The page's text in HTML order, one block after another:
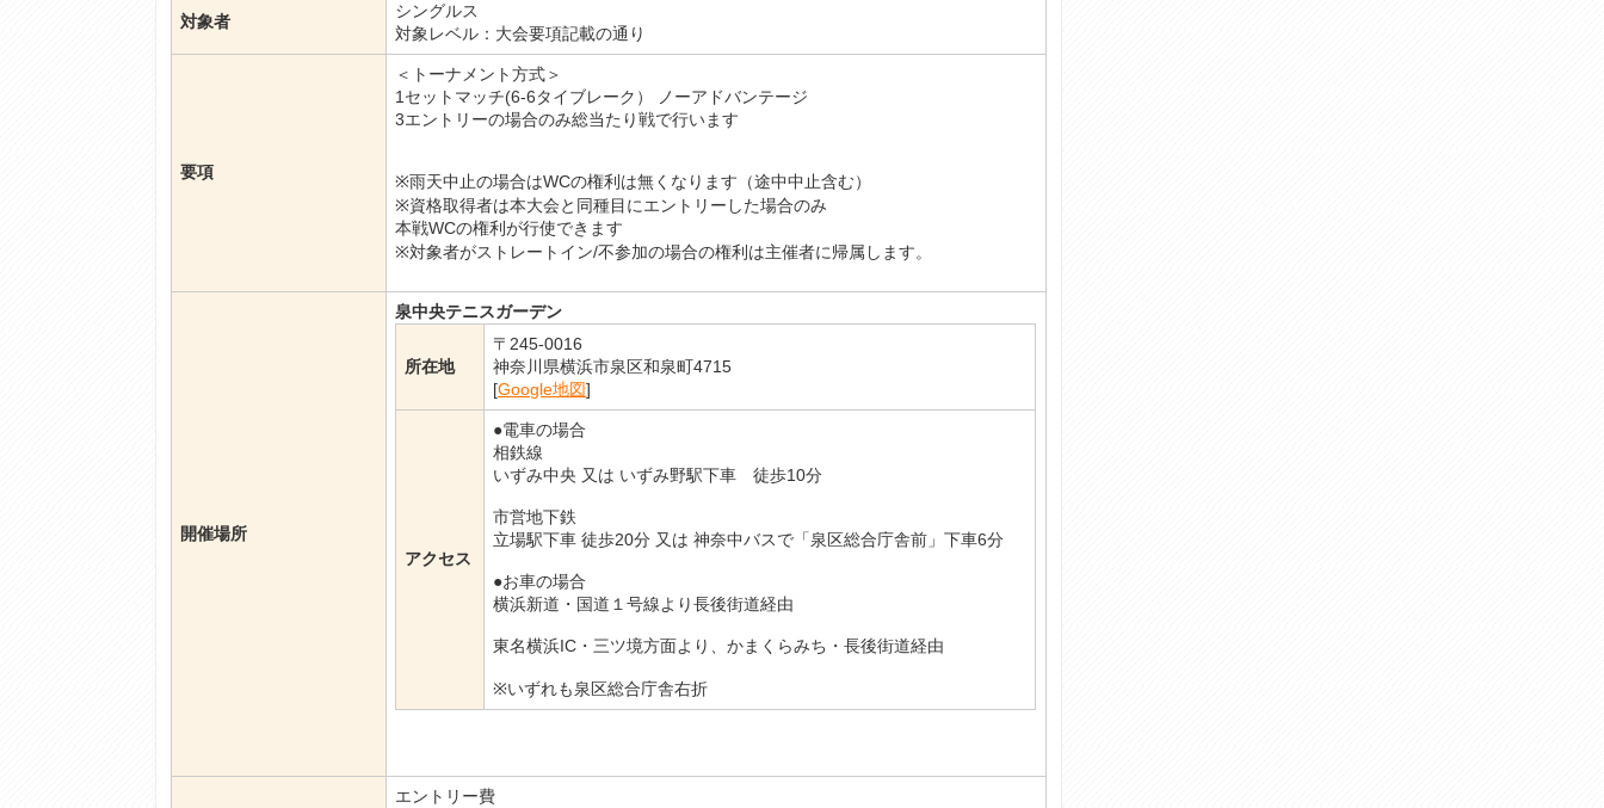
対象者
シングルス
対象レベル：大会要項記載の通り
要項
＜トーナメント方式＞
1セットマッチ(6-6タイブレーク） ノーアドバンテージ
3エントリーの場合のみ総当たり戦で行います
※雨天中止の場合はWCの権利は無くなります（途中中止含む）
※資格取得者は本大会と同種目にエントリーした場合のみ
本戦WCの権利が行使できます
※対象者がストレートイン/不参加の場合の権利は主催者に帰属します。
開催場所
泉中央テニスガーデン
所在地
〒245-0016
神奈川県横浜市泉区和泉町4715
[Google地図]
アクセス
●電車の場合
相鉄線
いずみ中央 又は いずみ野駅下車 徒歩10分
市営地下鉄
立場駅下車 徒歩20分 又は 神奈中バスで「泉区総合庁舎前」下車6分
●お車の場合
横浜新道・国道１号線より長後街道経由
東名横浜IC・三ツ境方面より、かまくらみち・長後街道経由
※いずれも泉区総合庁舎右折
エントリー費